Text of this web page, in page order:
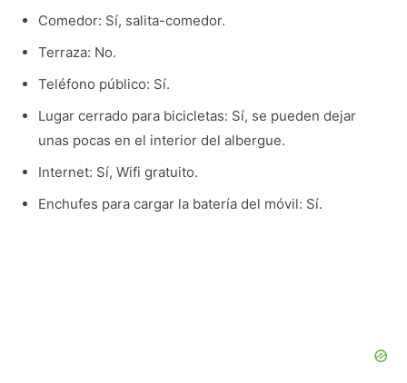
Comedor: Sí, salita-comedor.
Terraza: No.
Teléfono público: Sí.
Lugar cerrado para bicicletas: Sí, se pueden dejar
unas pocas en el interior del albergue.
Internet: Sí, Wifi gratuito.
Enchufes para cargar la batería del móvil: Sí.